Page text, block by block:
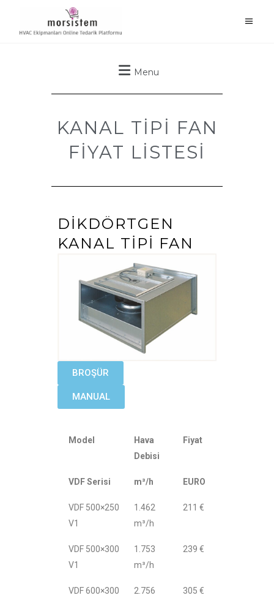
Menu
KANAL TIPI FAN
FİYAT LİSTESİ
DIKDÖRTGEN
KANAL TIPI FAN
BROŞÜR
MANUAL
Model
Hava
Debisi
Fiyat
VDF Serisi m³/h EURO
VDF 500×250
V1
1.462
m³/h
211 €
VDF 500×300
V1
1.753
m³/h
239 €
VDF 600×300
2.756
305 €